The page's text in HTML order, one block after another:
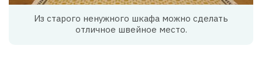
Из старого ненужного шкафа можно сделать
отличное швейное место.